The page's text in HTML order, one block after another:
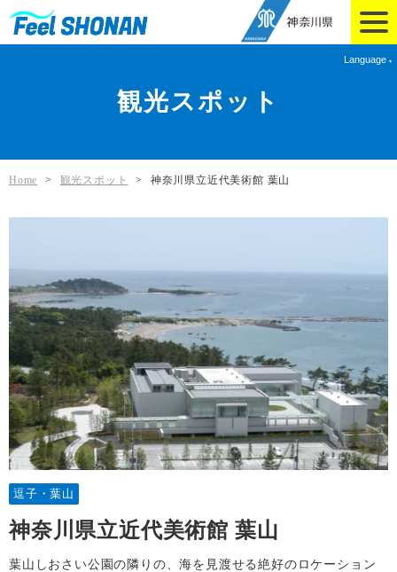
Language
観光スポット
Home > 観光スポット > 神奈川県立近代美術館 葉山
逗子・葉山
神奈川県立近代美術館 葉山
葉山しおさい公園の隣りの、海を見渡せる絶好のロケーション